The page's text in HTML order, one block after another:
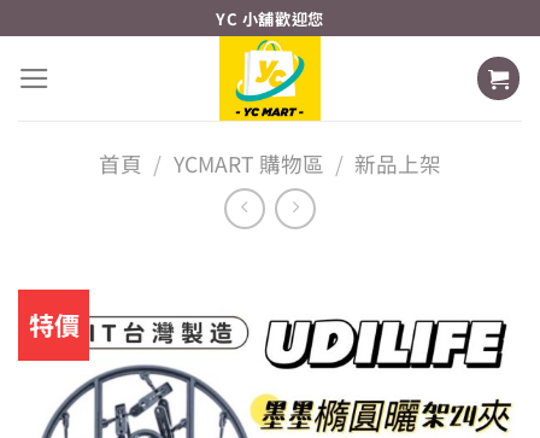
content
YC 小舖歡迎您
首頁 / YCMART 購物區 / 新品上架
特價